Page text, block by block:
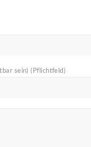
sein) (Pflichtfeld)